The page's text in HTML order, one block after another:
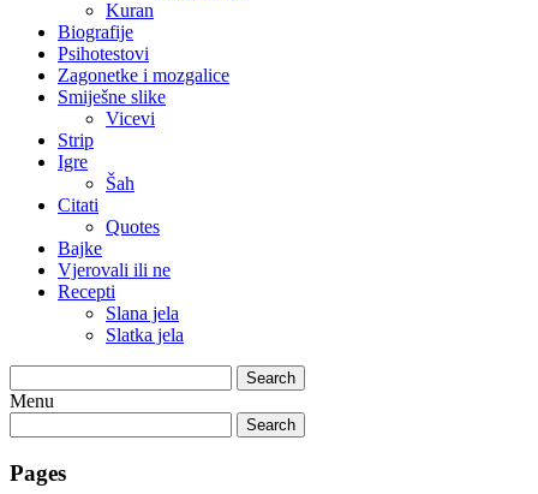
Kuran
Biografije
Psihotestovi
Zagonetke i mozgalice
Smiješne slike
Vicevi
Strip
Igre
Šah
Citati
Quotes
Bajke
Vjerovali ili ne
Recepti
Slana jela
Slatka jela
Search
Menu
Search
Pages